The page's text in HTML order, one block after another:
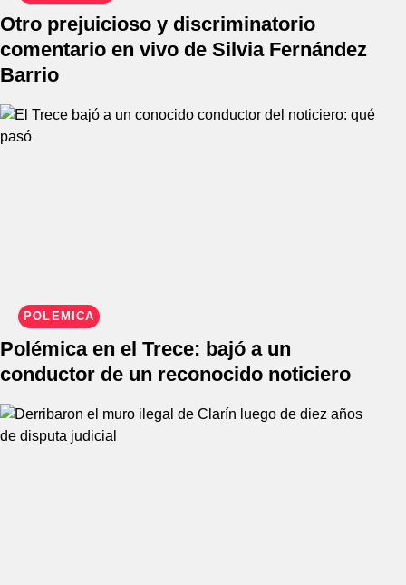
Otro prejuicioso y discriminatorio
comentario en vivo de Silvia Fernández
Barrio
POLÉMICA
Polémica en el Trece: bajó a un
conductor de un reconocido noticiero